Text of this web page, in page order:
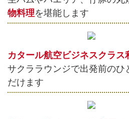
物料理を堪能します
カタール航空ビジネスクラス
サクララウンジで出発前のひ
だけます